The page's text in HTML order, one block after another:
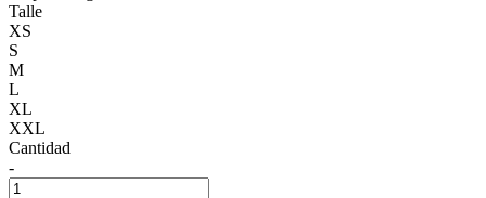
Talle
XS
S
M
L
XL
XXL
Cantidad
-